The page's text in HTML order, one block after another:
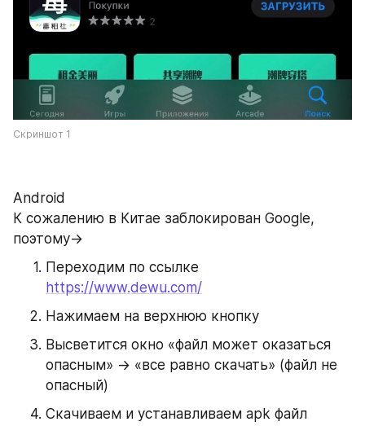
Скриншот 1
Android
К сожалению в Китае заблокирован Google,
поэтому→
https://www.dewu.com/
Нажимаем на верхнюю кнопку
Высветится окно «файл может оказаться
опасным» → «все равно скачать» (файл не
опасный)
Скачиваем и устанавливаем apk файл